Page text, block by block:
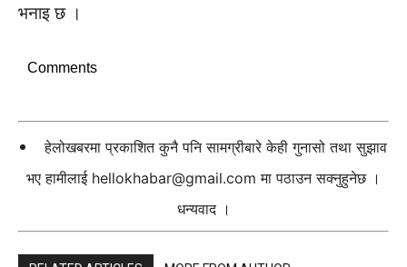
भनाइ छ ।
Comments
हेलोखबरमा प्रकाशित कुनै पनि सामग्रीबारे केही गुनासो तथा सुझाव
भए हामीलाई hellokhabar@gmail.com मा पठाउन सक्नुहुनेछ ।
धन्यवाद ।